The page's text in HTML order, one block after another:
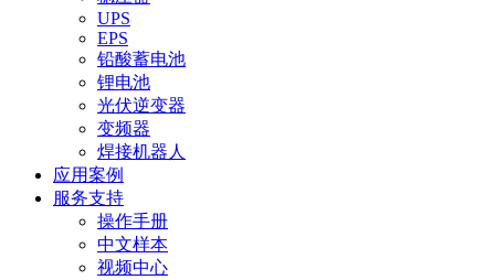
UPS
EPS
铅酸蓄电池
锂电池
光伏逆变器
变频器
焊接机器人
应用案例
服务支持
操作手册
中文样本
视频中心